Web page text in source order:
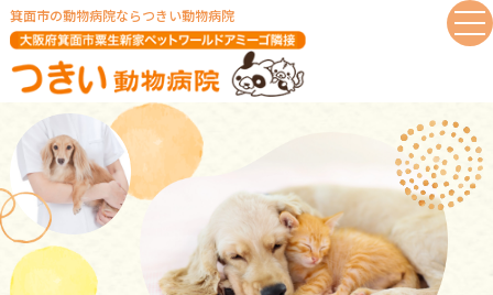
箕⾯市の動物病院ならつきい動物病院